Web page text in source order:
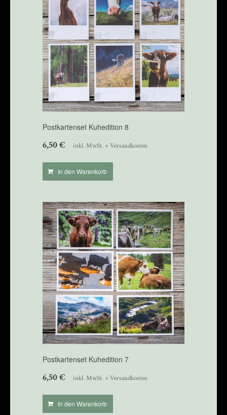
Postkartenset Kuhedition 8
6,50€ inkl. MwSt. + Versandkosten
In den Warenkorb
Postkartenset Kuhedition 7
6,50€ inkl. MwSt. + Versandkosten
In den Warenkorb